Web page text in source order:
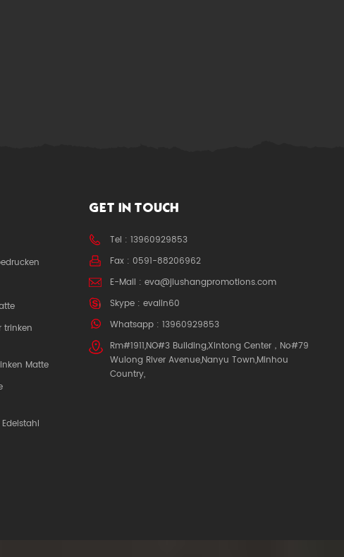
trinken
Matte
GET IN TOUCH
Tel : 13960929853
Fax : 0591-88206962
E-Mail :eva@jiushangpromotions.com
Skype :evalin60
Whatsapp : 13960929853
Rm#1911,NO#3 Building,Xintong Center，No#79
Wulong River Avenue,Nanyu Town,Minhou
Country,